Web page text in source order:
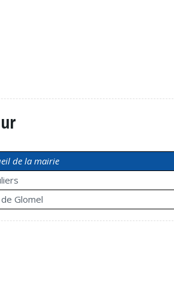
de la mairie
Glomel